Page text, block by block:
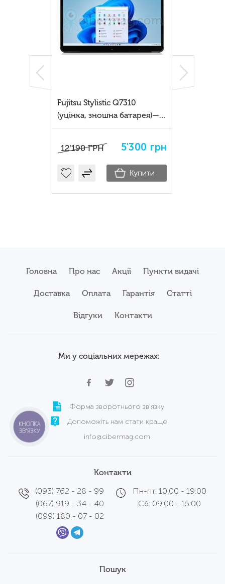
Fujitsu Stylistic Q7310
(уцінка, зношна батарея)—
бізнес-планшет 2-у-1 з Intel
12'190 ГРН 5'300 грн
Купити
Головна Про нас Акції Пункти видачі
Доставка Оплата Гарантія Статті
Відгуки Контакти
Ми у соціальних мережах:
Форма зворотнього зв'язку
Допоможіть нам стати краще
info@cibermag.com
Контакти
(093) 762 - 28 - 99
(067) 919 - 34 - 40
(099) 180 - 07 - 02
Пн-пт: 10:00 - 19:00
Сб: 09:00 - 15:00
Пошук
КНОПКА
ЗВ'ЯЗКУ